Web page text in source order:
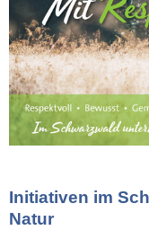
Initiativen im
Natur